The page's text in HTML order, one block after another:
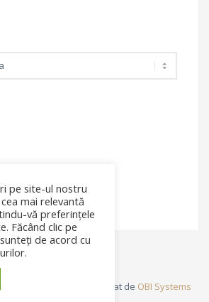
reserved ® - Site dezvoltat de OBI Systems
pe site-ul nostru
mai relevantă
vă preferințele
Făcând clic pe
de acord cu